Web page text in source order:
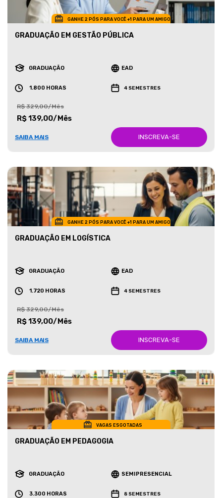
GANHE 2 PÓS PARA VOCÊ +1 PARA UM AMIGO
GRADUAÇÃO EM GESTÃO PÚBLICA
GRADUAÇÃO EAD
1.800 HORAS 4 SEMESTRES
R$ 329,00/Mês
R$ 139,00/Mês
SAIBA MAIS INSCREVA-SE
GANHE 2 PÓS PARA VOCÊ +1 PARA UM AMIGO
GRADUAÇÃO EM LOGÍSTICA
GRADUAÇÃO EAD
1.720 HORAS 4 SEMESTRES
R$ 329,00/Mês
R$ 139,00/Mês
SAIBA MAIS INSCREVA-SE
VAGAS ESGOTADAS
GRADUAÇÃO EM PEDAGOGIA
GRADUAÇÃO SEMIPRESENCIAL
3.300 HORAS 8 SEMESTRES